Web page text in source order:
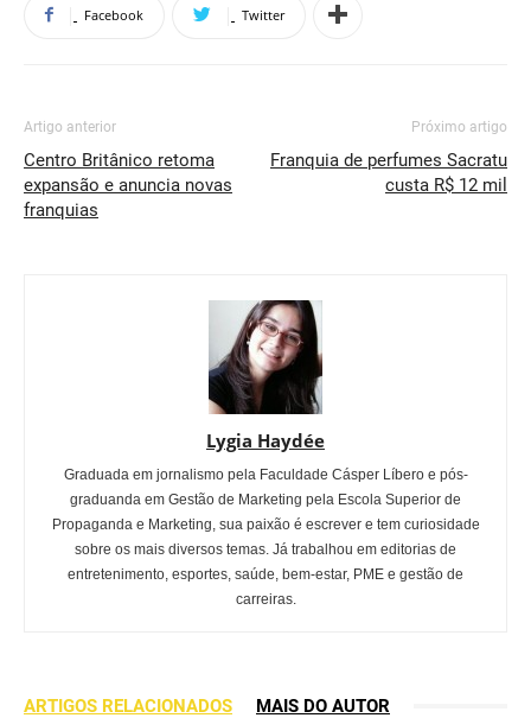
Facebook Twitter
Artigo anterior
Centro Britânico retoma
expansão e anuncia novas
franquias
Próximo artigo
Franquia de perfumes Sacratu
custa R$ 12 mil
Lygia Haydée
Graduada em jornalismo pela Faculdade Cásper Líbero e pós-
graduanda em Gestão de Marketing pela Escola Superior de
Propaganda e Marketing, sua paixão é escrever e tem curiosidade
sobre os mais diversos temas. Já trabalhou em editorias de
entretenimento, esportes, saúde, bem-estar, PME e gestão de
carreiras.
ARTIGOS RELACIONADOS MAIS DO AUTOR